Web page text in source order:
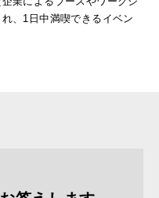
、1日中満喫できるイベン